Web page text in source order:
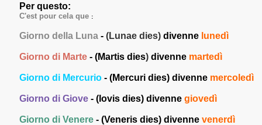
Per questo:
C'est pour cela que :
Giorno della Luna - (Lunae dies) divenne lunedì
Giorno di Marte - (Martis dies) divenne martedì
Giorno di Mercurio - (Mercuri dies) divenne mercoledì
Giorno di Giove - (Iovis dies) divenne giovedì
Giorno di Venere - (Veneris dies) divenne venerdì